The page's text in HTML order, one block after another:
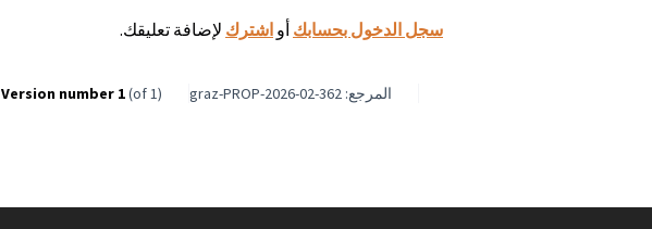
سجل الدخول بحسابك أو اشترك لإضافة تعليقك.
المرجع: graz-PROP-2026-02-362 Version number 1(of 1)